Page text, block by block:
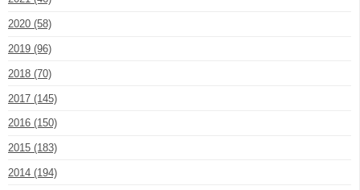
2020 (58)
2019 (96)
2018 (70)
2017 (145)
2016 (150)
2015 (183)
2014 (194)